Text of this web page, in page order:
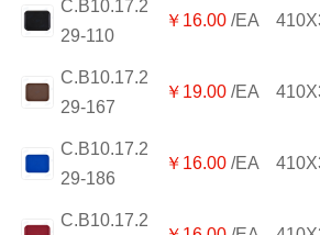
29-110
￥16.00/EA
29-167
￥19.00/EA
29-186
￥16.00/EA